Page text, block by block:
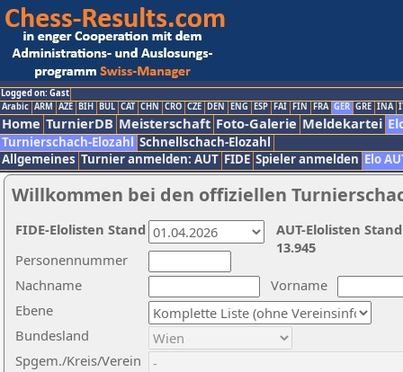
Logged on: Gast
Arabic ARM AZE BIH BUL CAT CHN CRO CZE DEN ENG ESP FAI FIN FRA GER GRE INA
Home TurnierDB Meisterschaft Foto-Galerie Meldekartei
Turnierschach-Elozahl Schnellschach-Elozahl
Allgemeines Turnier anmelden: AUT FIDE Spieler anmelden Elo
Willkommen bei den offiziellen
Nachname
Vorname
Ebene
Personennummer
Bundesland
Spgem./Kreis/Verein
AUT-Elolisten
13.945
FIDE-Elolisten Stand